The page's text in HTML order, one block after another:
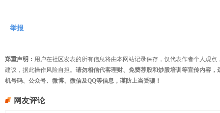
举报
郑重声明： 用户在社区发表的所有信息将由本网站记录保存，仅代表作者个人观
建议，据此操作风险自担。 请勿相信代客理财、免费荐股和炒股培训等宣传内容
机号码、公众号、微博、微信及QQ等信息，谨防上当受骗！
网友评论